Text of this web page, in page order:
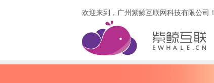
欢迎来到，广州紫鲸互联网科技有限公司！